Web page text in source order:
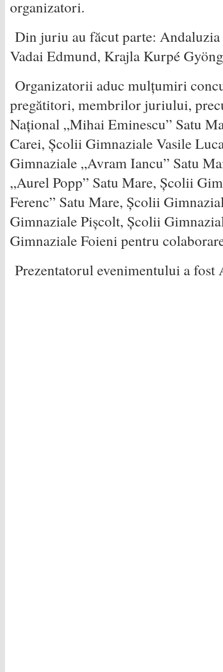
organizatori.
Din juriu au făcut parte: Andaluzia
Vadai Edmund, Krajla Kurpé
Organizatorii aduc mulțumiri
pregătitori, membrilor juriului,
Național „Mihai Eminescu” Satu
Carei, Școlii Gimnaziale Vasile
Gimnaziale „Avram Iancu” Satu
„Aurel Popp” Satu Mare, Școlii
Ferenc” Satu Mare, Școlii
Gimnaziale Pișcolt, Școlii
Gimnaziale Foieni pentru
Prezentatorul evenimentului a fost